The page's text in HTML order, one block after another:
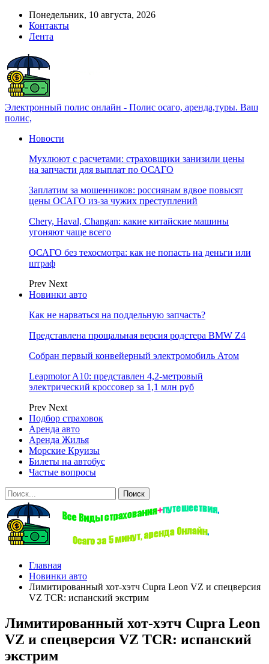
Понедельник, 10 августа, 2026
Контакты
Лента
Электронный полис онлайн - Полис осаго, аренда,туры. Ваш
полис,
Новости
Мухлюют с расчетами: страховщики занизили цены
на запчасти для выплат по ОСАГО
Заплатим за мошенников: россиянам вдвое повысят
цены ОСАГО из-за чужих преступлений
Chery, Haval, Changan: какие китайские машины
угоняют чаще всего
ОСАГО без техосмотра: как не попасть на деньги или
штраф
Prev Next
Новинки авто
Как не нарваться на поддельную запчасть?
Представлена прощальная версия родстера BMW Z4
Собран первый конвейерный электромобиль Атом
Leapmotor A10: представлен 4,2-метровый
электрический кроссовер за 1,1 млн руб
Prev Next
Подбор страховок
Аренда авто
Аренда Жилья
Морские Круизы
Билеты на автобус
Частые вопросы
Главная
Новинки авто
Лимитированный хот-хэтч Cupra Leon VZ и спецверсия
VZ TCR: испанский экстрим
Лимитированный хот-хэтч Cupra Leon
VZ и спецверсия VZ TCR: испанский
экстрим